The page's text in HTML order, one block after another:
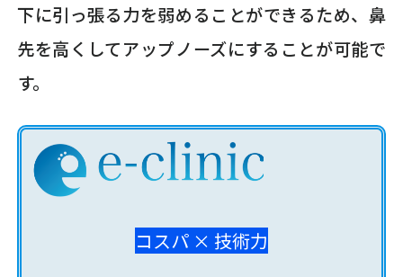
下に引っ張る力を弱めることができるため、鼻
先を高くしてアップノーズにすることが可能で
す。
コスパ × 技術力